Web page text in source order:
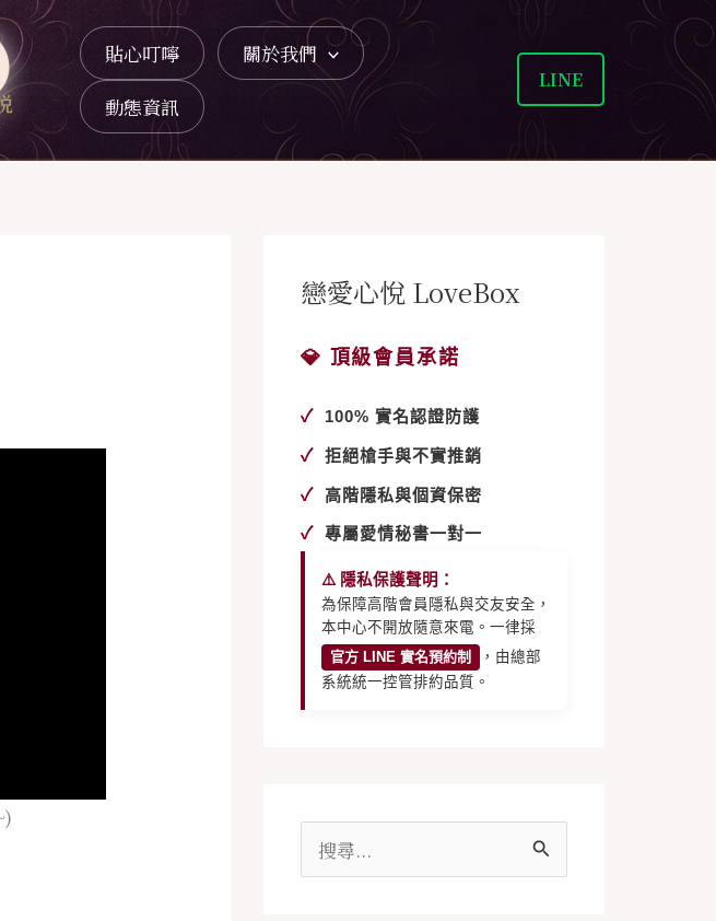
貼心叮嚀
關於我們
動態資訊
LINE
戀愛心悅 LoveBox
💎 頂級會員承諾
✓ 100% 實名認證防護
✓ 拒絕槍手與不實推銷
✓ 高階隱私與個資保密
✓ 專屬愛情秘書一對一
⚠️ 隱私保護聲明：
為保障高階會員隱私與交友安全，
本中心不開放隨意來電。一律採
官方 LINE 實名預約制
，由總部
系統統一控管排約品質。